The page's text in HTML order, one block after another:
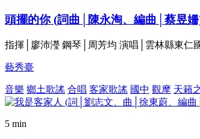
頭擺的你 (詞曲│陳永淘、編曲│蔡昱
指揮│廖沛瀅 鋼琴│周芳均 演唱│雲林縣東
藝秀臺
音樂 鄉土歌謠 合唱 客家歌謠 國中 觀摩 天籟
5 min